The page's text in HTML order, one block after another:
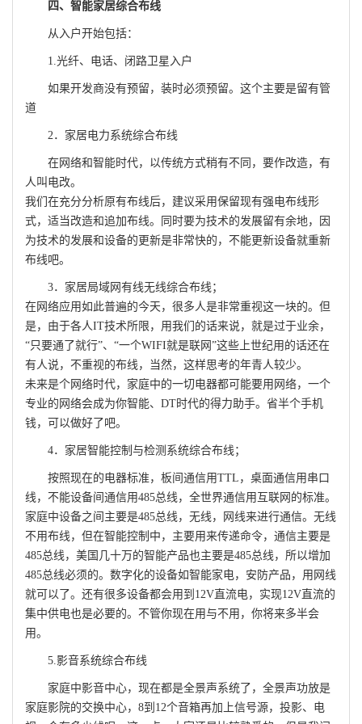
四、智能家居综合布线
从入户开始包括：
1.光纤、电话、闭路卫星入户
如果开发商没有预留，装时必须预留。这个主要是留有管
道
2．家居电力系统综合布线
在网络和智能时代，以传统方式稍有不同，要作改造，有
人叫电改。
我们在充分分析原有布线后，建议采用保留现有强电布线形
式，适当改造和追加布线。同时要为技术的发展留有余地，因
为技术的发展和设备的更新是非常快的，不能更新设备就重新
布线吧。
3．家居局域网有线无线综合布线；
在网络应用如此普遍的今天，很多人是非常重视这一块的。但
是，由于各人IT技术所限，用我们的话来说，就是过于业余，
“只要通了就行”、“一个WIFI就是联网”这些上世纪用的话还在
有人说，不重视的布线，当然，这样思考的年青人较少。
未来是个网络时代，家庭中的一切电器都可能要用网络，一个
专业的网络会成为你智能、DT时代的得力助手。省半个手机
钱，可以做好了吧。
4．家居智能控制与检测系统综合布线；
按照现在的电器标准，板间通信用TTL，桌面通信用串口
线，不能设备间通信用485总线，全世界通信用互联网的标准。
家庭中设备之间主要是485总线，无线，网线来进行通信。无线
不用布线，但在智能控制中，主要用来传递命令，通信主要是
485总线，美国几十万的智能产品也主要是485总线，所以增加
485总线必须的。数字化的设备如智能家电，安防产品，用网线
就可以了。还有很多设备都会用到12V直流电，实现12V直流的
集中供电也是必要的。不管你现在用与不用，你将来多半会
用。
5.影音系统综合布线
家庭中影音中心，现在都是全景声系统了，全景声功放是
家庭影院的交换中心，8到12个音箱再加上信号源，投影、电